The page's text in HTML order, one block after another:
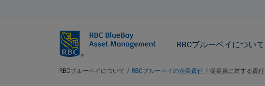
BlueBay
RBCブルーベイについて
RBCブルーベイについて RBCブルーベイの企業責任 従業員に対する責任